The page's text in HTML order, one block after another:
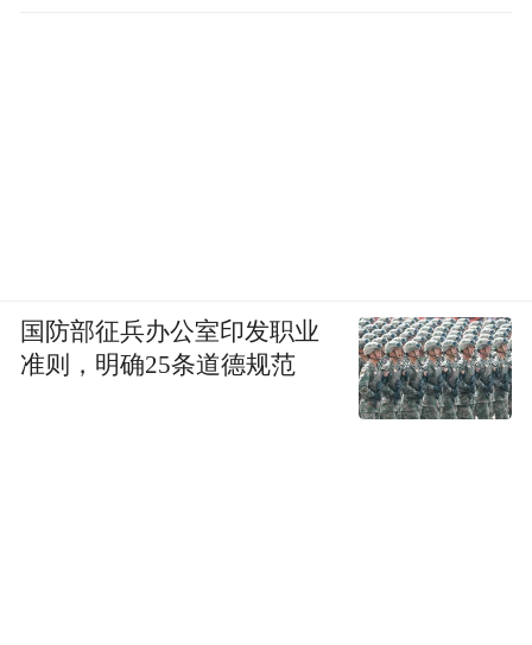
国防部征兵办公室印发职业
准则，明确25条道德规范